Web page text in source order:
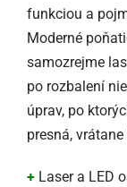
funkciou a
Moderné
samozrejme
po rozbalení
úprav, po
presná, vrátane
+ Laser a LED